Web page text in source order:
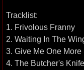
Tracklist:
1. Frivolous Franny
2. Waiting In The
3. Give Me One More
4. The Butcher's Knife